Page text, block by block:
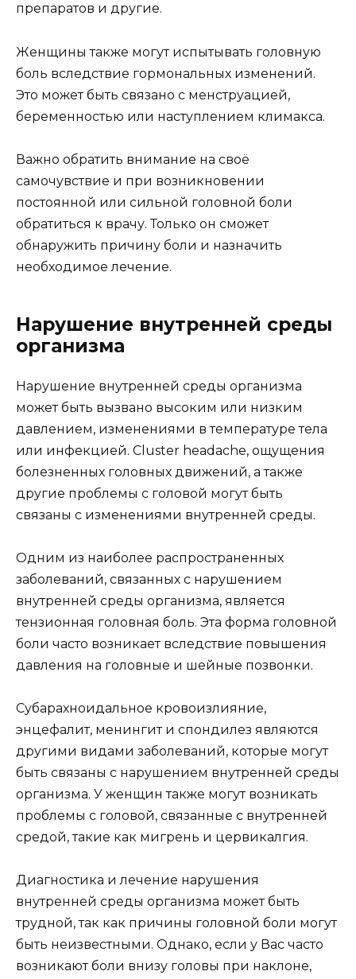
препаратов и другие.
Женщины также могут испытывать головную
боль вследствие гормональных изменений.
Это может быть связано с менструацией,
беременностью или наступлением климакса.
Важно обратить внимание на своё
самочувствие и при возникновении
постоянной или сильной головной боли
обратиться к врачу. Только он сможет
обнаружить причину боли и назначить
необходимое лечение.
Нарушение внутренней среды
организма
Нарушение внутренней среды организма
может быть вызвано высоким или низким
давлением, изменениями в температуре тела
или инфекцией. Cluster headache, ощущения
болезненных головных движений, а также
другие проблемы с головой могут быть
связаны с изменениями внутренней среды.
Одним из наиболее распространенных
заболеваний, связанных с нарушением
внутренней среды организма, является
тензионная головная боль. Эта форма головной
боли часто возникает вследствие повышения
давления на головные и шейные позвонки.
Субарахноидальное кровоизлияние,
энцефалит, менингит и спондилез являются
другими видами заболеваний, которые могут
быть связаны с нарушением внутренней среды
организма. У женщин также могут возникать
проблемы с головой, связанные с внутренней
средой, такие как мигрень и цервикалгия.
Диагностика и лечение нарушения
внутренней среды организма может быть
трудной, так как причины головной боли могут
быть неизвестными. Однако, если у Вас часто
возникают боли внизу головы при наклоне,